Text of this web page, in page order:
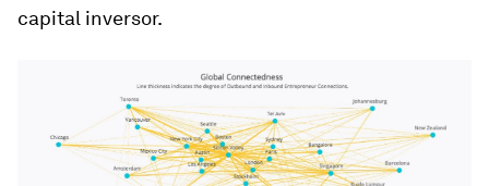
capital inversor.